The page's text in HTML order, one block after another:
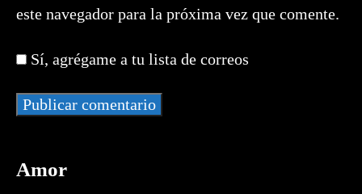
usuario
comentar
electrónico
comentar
de
web
(opcional)
este navegador para la próxima vez que comente.
Sí, agrégame a tu lista de correos
Amor